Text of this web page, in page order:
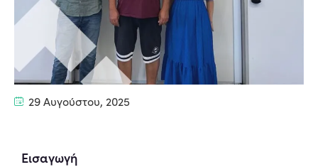
29 Αυγούστου, 2025
Εισαγωγή